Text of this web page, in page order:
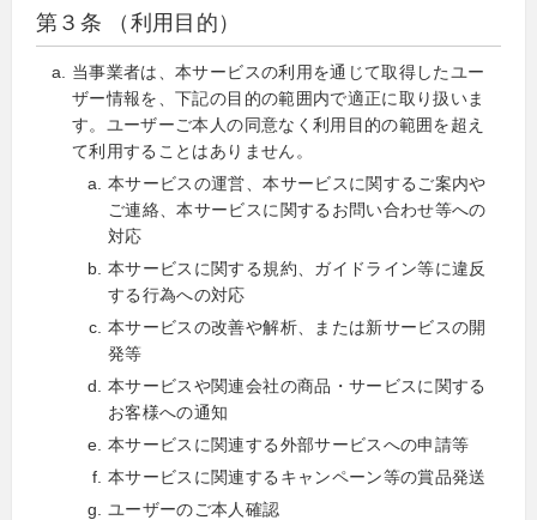
第３条 （利用目的）
当事業者は、本サービスの利用を通じて取得したユー
ザー情報を、下記の目的の範囲内で適正に取り扱いま
す。ユーザーご本人の同意なく利用目的の範囲を超え
て利用することはありません。
本サービスの運営、本サービスに関するご案内や
ご連絡、本サービスに関するお問い合わせ等への
対応
本サービスに関する規約、ガイドライン等に違反
する行為への対応
本サービスの改善や解析、または新サービスの開
発等
本サービスや関連会社の商品・サービスに関する
お客様への通知
本サービスに関連する外部サービスへの申請等
本サービスに関連するキャンペーン等の賞品発送
ユーザーのご本人確認